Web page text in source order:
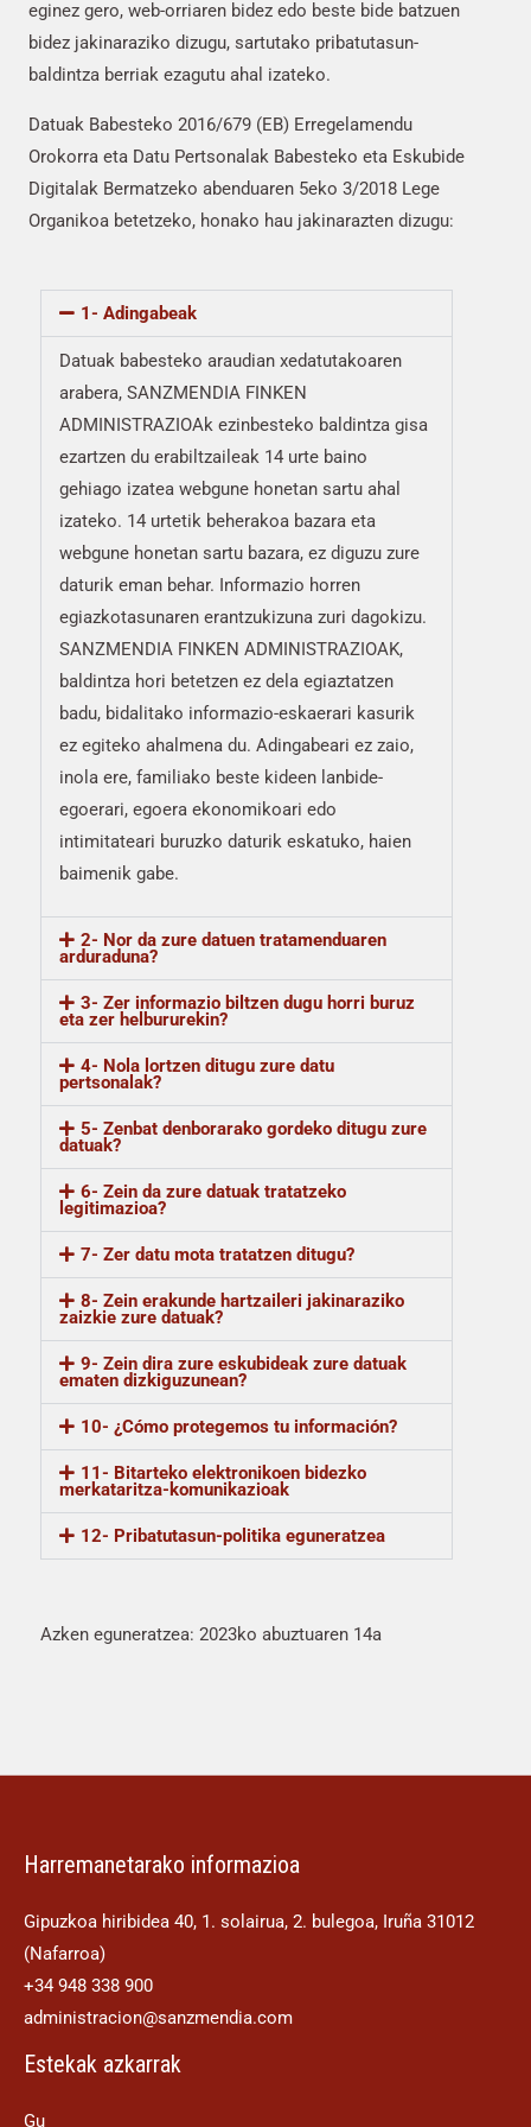
eginez gero, web-orriaren bidez edo beste bide batzuen
bidez jakinaraziko dizugu, sartutako pribatutasun-
baldintza berriak ezagutu ahal izateko.
Datuak Babesteko 2016/679 (EB) Erregelamendu
Orokorra eta Datu Pertsonalak Babesteko eta Eskubide
Digitalak Bermatzeko abenduaren 5eko 3/2018 Lege
Organikoa betetzeko, honako hau jakinarazten dizugu:
1- Adingabeak
Datuak babesteko araudian xedatutakoaren
arabera, SANZMENDIA FINKEN
ADMINISTRAZIOAk ezinbesteko baldintza gisa
ezartzen du erabiltzaileak 14 urte baino
gehiago izatea webgune honetan sartu ahal
izateko. 14 urtetik beherakoa bazara eta
webgune honetan sartu bazara, ez diguzu zure
daturik eman behar. Informazio horren
egiazkotasunaren erantzukizuna zuri dagokizu.
SANZMENDIA FINKEN ADMINISTRAZIOAK,
baldintza hori betetzen ez dela egiaztatzen
badu, bidalitako informazio-eskaerari kasurik
ez egiteko ahalmena du. Adingabeari ez zaio,
inola ere, familiako beste kideen lanbide-
egoerari, egoera ekonomikoari edo
intimitateari buruzko daturik eskatuko, haien
baimenik gabe.
2- Nor da zure datuen tratamenduaren
arduraduna?
3- Zer informazio biltzen dugu horri buruz
eta zer helbururekin?
4- Nola lortzen ditugu zure datu
pertsonalak?
5- Zenbat denborarako gordeko ditugu zure
datuak?
6- Zein da zure datuak tratatzeko
legitimazioa?
7- Zer datu mota tratatzen ditugu?
8- Zein erakunde hartzaileri jakinaraziko
zaizkie zure datuak?
9- Zein dira zure eskubideak zure datuak
ematen dizkiguzunean?
10- ¿Cómo protegemos tu información?
11- Bitarteko elektronikoen bidezko
merkataritza-komunikazioak
12- Pribatutasun-politika eguneratzea
Azken eguneratzea: 2023ko abuztuaren 14a
Harremanetarako informazioa
Gipuzkoa hiribidea 40, 1. solairua, 2. bulegoa, Iruña 31012
(Nafarroa)
+34 948 338 900
administracion@sanzmendia.com
Estekak azkarrak
Gu